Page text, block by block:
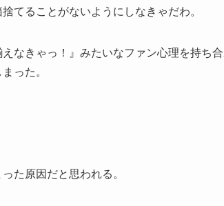
てることがないようにしなきゃだわ。
なきゃっ！』みたいなファン心理を持ち
った。
た原因だと思われる。